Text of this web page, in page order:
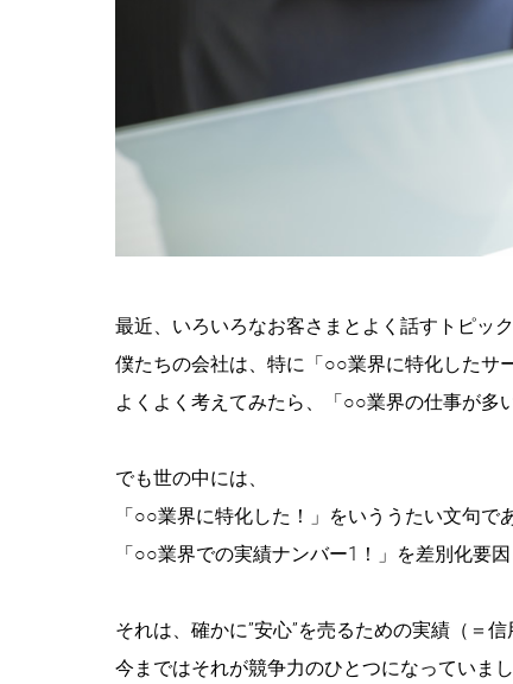
最近、いろいろなお客さまとよく話すトピック
僕たちの会社は、特に「○○業界に特化したサ
よくよく考えてみたら、「○○業界の仕事が多
でも世の中には、
「○○業界に特化した！」をいううたい文句で
「○○業界での実績ナンバー1！」を差別化要
それは、確かに”安心”を売るための実績（＝信
今まではそれが競争力のひとつになっていまし